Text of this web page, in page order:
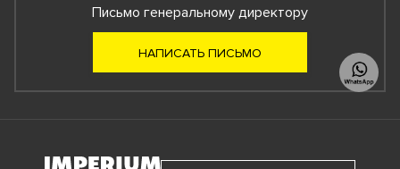
Письмо генеральному директору
НАПИСАТЬ ПИСЬМО